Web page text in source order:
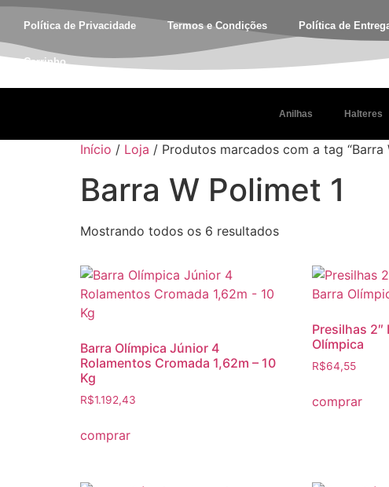
Política de Privacidade Termos e Condições Política de
Carrinho
Anilhas Halteres
Início / Loja / Produtos marcados com a tag “Barra
Barra W Polimet 1
Mostrando todos os 6 resultados
Barra Olímpica Júnior 4
Rolamentos Cromada 1,62m – 10
Kg
R$1.192,43
comprar
Presilhas 2″
Olímpica
R$64,55
comprar